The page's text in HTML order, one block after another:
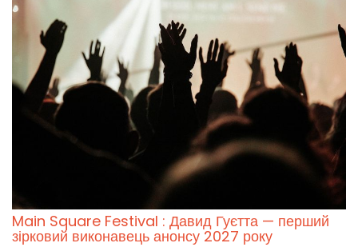
Main Square Festival : Давид Гуєтта — перший
зірковий виконавець анонсу 2027 року